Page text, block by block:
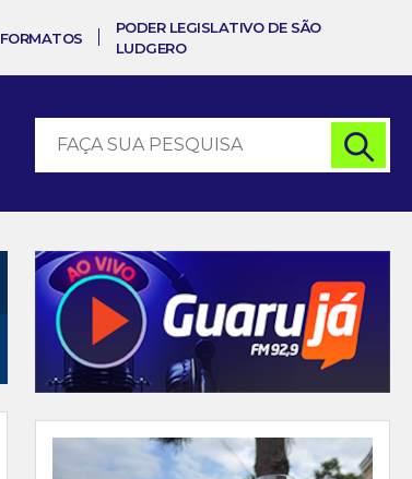
FORMATOS
PODER LEGISLATIVO DE SÃO
LUDGERO